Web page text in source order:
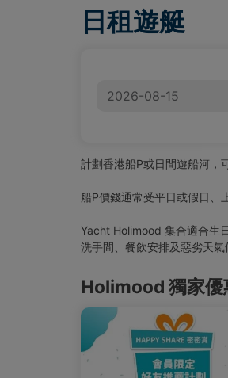
日租遊艇
計劃香港船P或日間遊船河，
船P價錢通常受平日或假日、
Yacht Holimood 集合適合生
洗手間、餐飲安排及惡劣天
Holimood 獨家優